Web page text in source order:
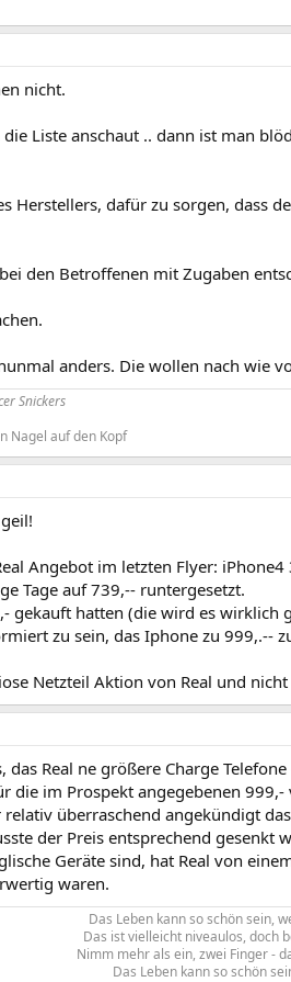
nicht.
Liste anschaut .. dann ist man
Herstellers, dafür zu sorgen, dass
den Betroffenen mit Zugaben
anders. Die wollen nach wie
Snickers
Nagel auf den Kopf
Angebot im letzten Flyer: iPhone4
Tage auf 739,-- runtergesetzt.
gekauft hatten (die wird es
zu sein, das Iphone zu 999,.--
Netzteil Aktion von Real und
das Real ne größere Charge
die im Prospekt angegebenen 999,-
überraschend angekündigt
der Preis entsprechend gesenkt
Geräte sind, hat Real von
waren.
Das Leben kann so schön sein,
Das ist vielleicht niveaulos, doch
Nimm mehr als ein, zwei Finger -
Das Leben kann so schön